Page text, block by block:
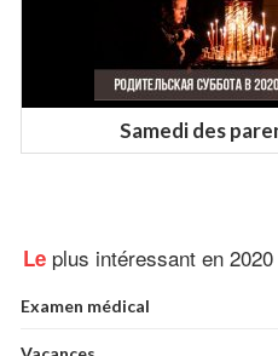
Samedi des
Le plus intéressant en 2020
Examen médical